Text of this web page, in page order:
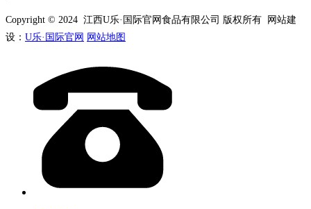
Copyright © 2024 江西U乐·国际官网食品有限公司 版权所有 网站建
设： U乐·国际官网 网站地图